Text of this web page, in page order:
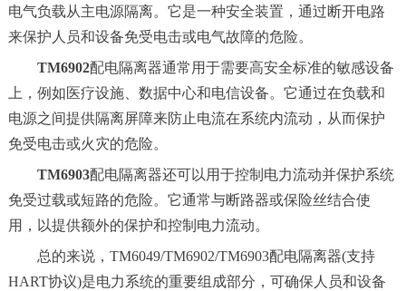
电气负载从主电源隔离。它是一种安全装置，通过断开电路
来保护人员和设备免受电击或电气故障的危险。
TM6902配电隔离器通常用于需要高安全标准的敏感设备
上，例如医疗设施、数据中心和电信设备。它通过在负载和
电源之间提供隔离屏障来防止电流在系统内流动，从而保护
免受电击或火灾的危险。
TM6903配电隔离器还可以用于控制电力流动并保护系统
免受过载或短路的危险。它通常与断路器或保险丝结合使
用，以提供额外的保护和控制电力流动。
总的来说，TM6049/TM6902/TM6903配电隔离器(支持
HART协议)是电力系统的重要组成部分，可确保人员和设备